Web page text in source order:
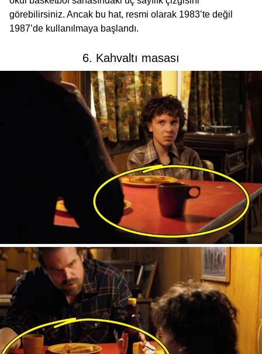
görebilirsiniz. Ancak bu hat, resmi olarak 1983’te değil
1987’de kullanılmaya başlandı.
6. Kahvaltı masası